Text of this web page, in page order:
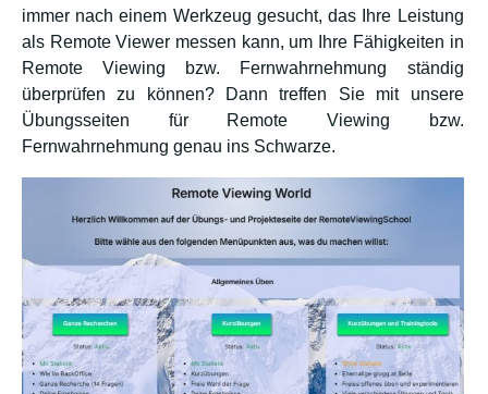
immer nach einem Werkzeug gesucht, das Ihre Leistung
als Remote Viewer messen kann, um Ihre Fähigkeiten in
Remote Viewing bzw. Fernwahrnehmung ständig
überprüfen zu können? Dann treffen Sie mit unsere
Übungsseiten für Remote Viewing bzw.
Fernwahrnehmung genau ins Schwarze.